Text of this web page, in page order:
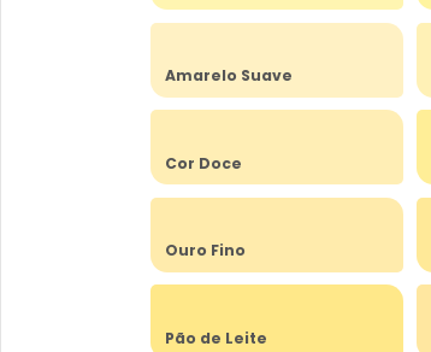
Amarelo Suave
Cor Doce
Ouro Fino
Pão de Leite